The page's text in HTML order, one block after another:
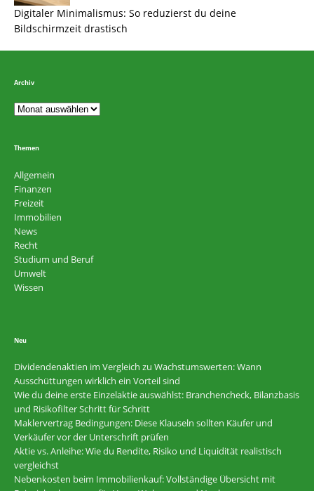
Digitaler Minimalismus: So reduzierst du deine
Bildschirmzeit drastisch
Archiv
Themen
Allgemein
Finanzen
Freizeit
Immobilien
News
Recht
Studium und Beruf
Umwelt
Wissen
Neu
Dividendenaktien im Vergleich zu Wachstumswerten: Wann
Ausschüttungen wirklich ein Vorteil sind
Wie du deine erste Einzelaktie auswählst: Branchencheck, Bilanzbasis
und Risikofilter Schritt für Schritt
Maklervertrag Bedingungen: Diese Klauseln sollten Käufer und
Verkäufer vor der Unterschrift prüfen
Aktie vs. Anleihe: Wie du Rendite, Risiko und Liquidität realistisch
vergleichst
Nebenkosten beim Immobilienkauf: Vollständige Übersicht mit